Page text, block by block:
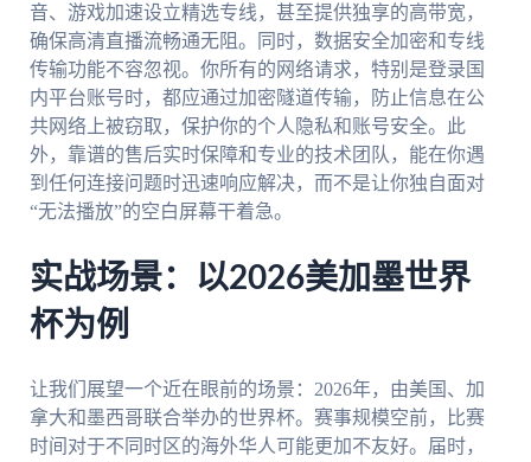
音、游戏加速设立精选专线，甚至提供独享的高带宽，
确保高清直播流畅通无阻。同时，数据安全加密和专线
传输功能不容忽视。你所有的网络请求，特别是登录国
内平台账号时，都应通过加密隧道传输，防止信息在公
共网络上被窃取，保护你的个人隐私和账号安全。此
外，靠谱的售后实时保障和专业的技术团队，能在你遇
到任何连接问题时迅速响应解决，而不是让你独自面对
“无法播放”的空白屏幕干着急。
实战场景：以2026美加墨世界
杯为例
让我们展望一个近在眼前的场景：2026年，由美国、加
拿大和墨西哥联合举办的世界杯。赛事规模空前，比赛
时间对于不同时区的海外华人可能更加不友好。届时，